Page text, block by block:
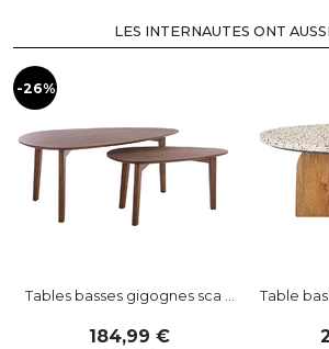
LES INTERNAUTES ONT
-26%
Tables basses gigognes sca ...
184,99
Table